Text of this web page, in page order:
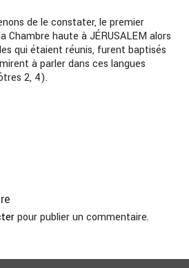
de le constater, le premier
Chambre haute à JÉRUSALEM alors
qui étaient réunis, furent baptisés
à parler dans ces langues
2, 4).
pour publier un commentaire.